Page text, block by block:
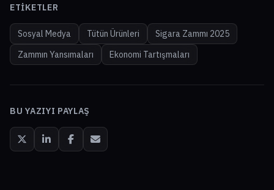
ETIKETLER
Sosyal Medya Tütün Ürünleri
Sigara Zammı 2025
Zammın Yansımaları
Ekonomi Tartışmaları
BU YAZIYI PAYLAŞ